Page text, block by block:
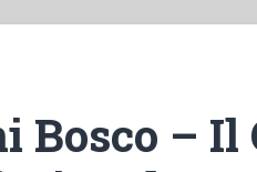
Bosco – Il